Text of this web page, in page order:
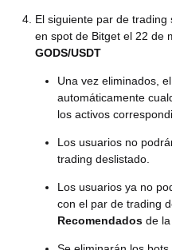
El siguiente par de
en spot de Bitget el 22 de
GODS/USDT
Una vez eliminados,
automáticamente
los activos
Los usuarios no
trading deslistado.
Los usuarios ya no
con el par de trading
Recomendados de